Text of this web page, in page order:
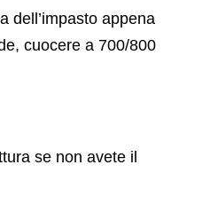
dell’impasto appena
cuocere a 700/800
se non avete il